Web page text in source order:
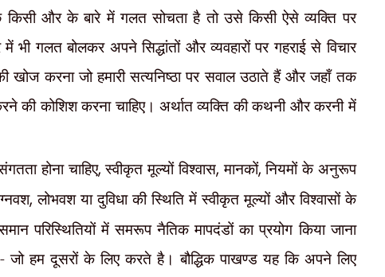
किसी और के बारे में गलत सोचता है तो उसे किसी ऐसे व्यक्ति पर
में भी गलत बोलकर अपने सिद्धांतों और व्यवहारों पर गहराई से विचार
खोज करना जो हमारी सत्यनिष्ठा पर सवाल उठाते हैं और जहाँ तक
की कोशिश करना चाहिए। अर्थात व्यक्ति की कथनी और करनी में
होना चाहिए,स्वीकृत मूल्यों विश्वास,मानकों,नियमों के अनुरूप
,लोभवश या दुविधा की स्थिति में स्वीकृत मूल्यों और विश्वासों के
परिस्थितियों में समरूप नैतिक मापदंडों का प्रयोग किया जाना
- जो हम दूसरों के लिए करते है। बौद्धिक पाखण्ड यह कि अपने लिए